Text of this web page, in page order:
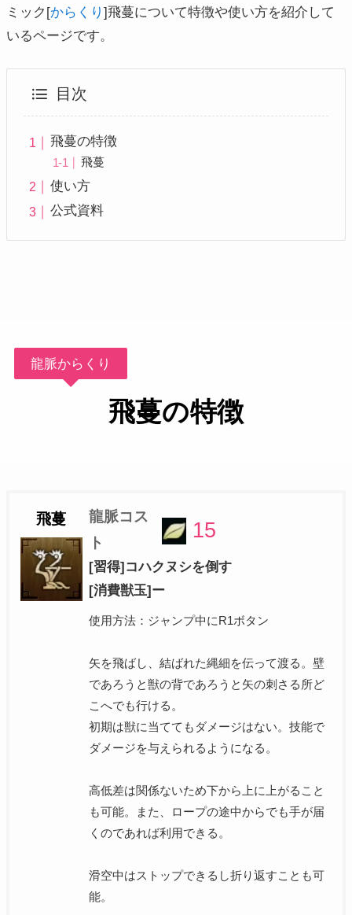
ミック[からくり ]飛蔓について特徴や使い方を紹介して
いるページです。
目次
飛蔓の特徴
飛蔓
使い方
公式資料
龍脈からくり
飛蔓の特徴
飛蔓
龍脈コス
ト
15
[習得]コハクヌシを倒す
[消費獣玉]ー
使用方法：ジャンプ中にR1ボタン
矢を飛ばし、結ばれた縄細を伝って渡る。壁
であろうと獣の背であろうと矢の刺さる所ど
こへでも行ける。
初期は獣に当ててもダメージはない。技能で
ダメージを与えられるようになる。
高低差は関係ないため下から上に上がること
も可能。また、ロープの途中からでも手が届
くのであれば利用できる。
滑空中はストップできるし折り返すことも可
能。